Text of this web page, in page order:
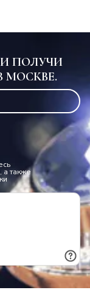
ПОЛУЧИ
а также